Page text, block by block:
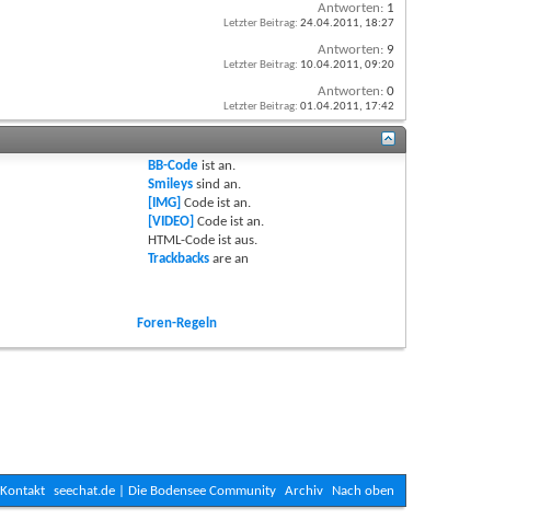
Antworten: 1
Letzter Beitrag: 24.04.2011, 18:27
Antworten: 9
Letzter Beitrag: 10.04.2011, 09:20
Antworten: 0
Letzter Beitrag: 01.04.2011, 17:42
BB-Code istan.
Smileys sindan.
[IMG] Code istan.
[VIDEO] Code istan.
HTML-Code istaus.
Trackbacks arean
Foren-Regeln
Kontakt seechat.de | Die Bodensee Community Archiv Nach oben